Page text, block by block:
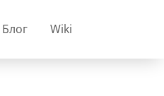
Блог Wiki